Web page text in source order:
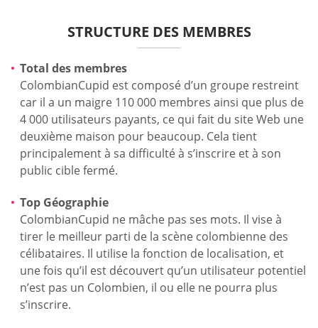
STRUCTURE DES MEMBRES
Total des membres
ColombianCupid est composé d’un groupe restreint
car il a un maigre 110 000 membres ainsi que plus de
4 000 utilisateurs payants, ce qui fait du site Web une
deuxième maison pour beaucoup. Cela tient
principalement à sa difficulté à s’inscrire et à son
public cible fermé.
Top Géographie
ColombianCupid ne mâche pas ses mots. Il vise à
tirer le meilleur parti de la scène colombienne des
célibataires. Il utilise la fonction de localisation, et
une fois qu’il est découvert qu’un utilisateur potentiel
n’est pas un Colombien, il ou elle ne pourra plus
s’inscrire.